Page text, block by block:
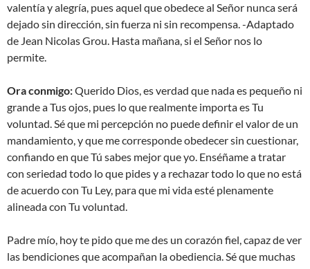
valentía y alegría, pues aquel que obedece al Señor nunca será
dejado sin dirección, sin fuerza ni sin recompensa. -Adaptado
de Jean Nicolas Grou. Hasta mañana, si el Señor nos lo
permite.
Ora conmigo:Querido Dios, es verdad que nada es pequeño ni
grande a Tus ojos, pues lo que realmente importa es Tu
voluntad. Sé que mi percepción no puede definir el valor de un
mandamiento, y que me corresponde obedecer sin cuestionar,
confiando en que Tú sabes mejor que yo. Enséñame a tratar
con seriedad todo lo que pides y a rechazar todo lo que no está
de acuerdo con Tu Ley, para que mi vida esté plenamente
alineada con Tu voluntad.
Padre mío, hoy te pido que me des un corazón fiel, capaz de ver
las bendiciones que acompañan la obediencia. Sé que muchas